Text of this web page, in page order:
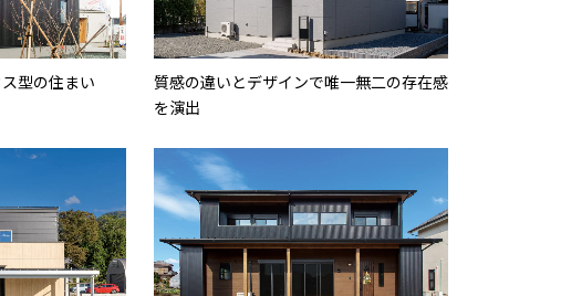
型の住まい
質感の違いとデザインで唯一無二の存在感
を演出